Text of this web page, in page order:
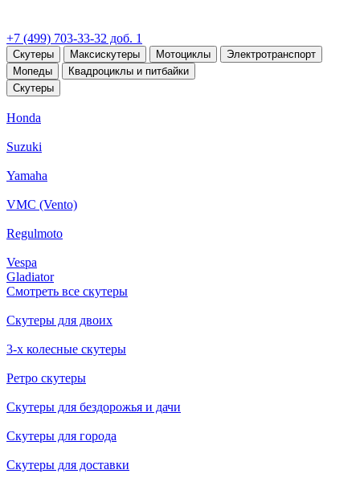
+7 (499) 703-33-32 доб. 1
Скутеры Максискутеры Мотоциклы
Электротранспорт
Мопеды
Квадроциклы и питбайки
Скутеры
Honda
Suzuki
Yamaha
VMC (Vento)
Regulmoto
Vespa
Gladiator
Смотреть все скутеры
Скутеры для двоих
3-х колесные скутеры
Ретро скутеры
Скутеры для бездорожья и дачи
Скутеры для города
Скутеры для доставки